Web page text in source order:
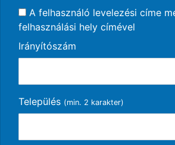
A felhasználó levelezési címe
felhasználási hely címével
Irányítószám
Település (min. 2 karakter)